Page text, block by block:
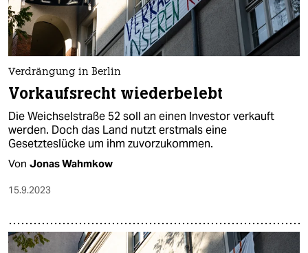
Verdrängung in Berlin
Vorkaufsrecht wiederbelebt
Die Weichselstraße 52 soll an einen Investor verkauft
werden. Doch das Land nutzt erstmals eine
Gesetzteslücke um ihm zuvorzukommen.
Von Jonas Wahmkow
15.9.2023